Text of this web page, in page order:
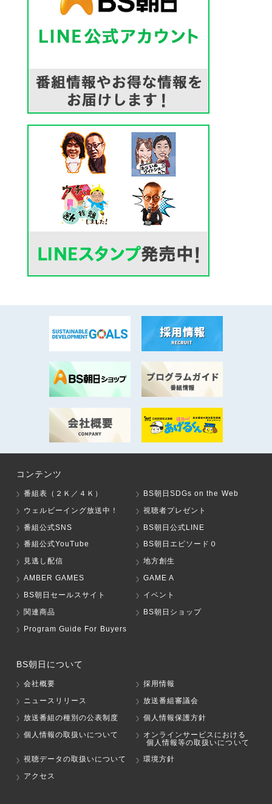
コンテンツ
番組表（２Ｋ／４Ｋ）
BS朝日SDGs on the Web
ウェルビーイング放送中！
視聴者プレゼント
番組公式SNS
BS朝日公式LINE
番組公式YouTube
BS朝日エピソード０
見逃し配信
地方創生
AMBER GAMES
GAME A
BS朝日セールスサイト
イベント
関連商品
BS朝日ショップ
Program Guide For Buyers
BS朝日について
会社概要
採用情報
ニュースリリース
放送番組審議会
放送番組の種別の公表制度
個人情報保護方針
個人情報の取扱いについて
オンラインサービスにおける
個人情報等の取扱いについて
視聴データの取扱いについて
環境方針
アクセス